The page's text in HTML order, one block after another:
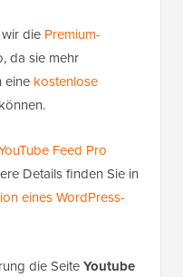
die Premium-
da sie mehr
eine kostenlose
Feed Pro
Details finden Sie in
eines WordPress-
die SeiteYoutube